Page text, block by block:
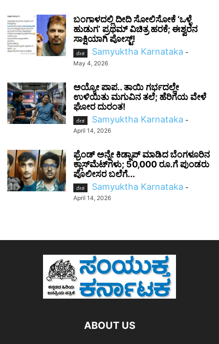
ಬಂಗಾಳದಲ್ಲಿ ದೀದಿ ಸೋಲಿಸೋಕೆ ‘ಒಳ್ಳೆ
ಹುಡುಗ’ ಪ್ರಥಮ್ ವಿಚಿತ್ರ ಹರಕೆ; ಈಶ್ವರನ
ಸಾಕ್ಷಿಯಾಗಿ ಪೋಸ್ಟ್!
ದೇಶ Samyuktha Karnataka -
May 4, 2026
ಅಯ್ಯೋ ಪಾಪ.. ತಾಯಿ ಗರ್ಭದಲ್ಲೇ
ಉಳಿಯಿತು ಮಗುವಿನ ತಲೆ; ಹೆರಿಗೆಯ ವೇಳೆ
ಘೋರ ದುರಂತ!
ದೇಶ Samyuktha Karnataka -
April 14, 2026
ಫ್ರೆಂಡ್ ಅನ್ನೇ ಕಿಡ್ನಾಪ್ ಮಾಡಿದ ಬೆಂಗಳೂರಿನ
ಕ್ಲಾಸ್‌ಮೆಟ್‌ಗಳು; 50,000 ರೂ.ಗೆ ಪುಂಡರು
ಪೊಲೀಸರ ಬಲೆಗೆ...
ದೇಶ Samyuktha Karnataka -
April 14, 2026
ABOUT US